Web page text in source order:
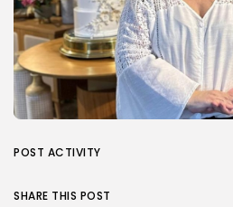
POST ACTIVITY
SHARE THIS POST